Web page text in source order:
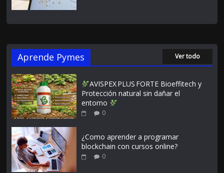
Aprende Pymes Ver todo
AVISPEX PLUS FORTE Bioeffitech y
Protección natural sin dañar el
entorno
0
¿Como aprender a programar
blockchain con cursos online?
0